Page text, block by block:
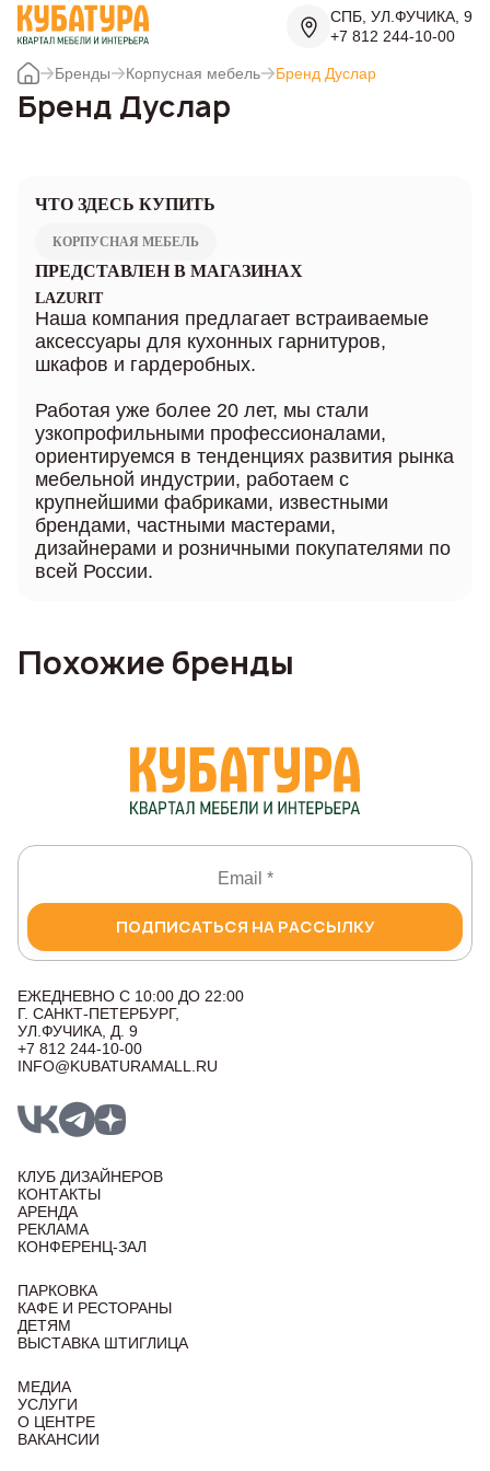
СПБ, УЛ.ФУЧИКА, 9
+7 812 244-10-00
Бренды Корпусная мебель Бренд Дуслар
Бренд Дуслар
ЧТО ЗДЕСЬ КУПИТЬ
КОРПУСНАЯ МЕБЕЛЬ
ПРЕДСТАВЛЕН В МАГАЗИНАХ
LAZURIT
Наша компания предлагает встраиваемые
аксессуары для кухонных гарнитуров,
шкафов и гардеробных.
Работая уже более 20 лет, мы стали
узкопрофильными профессионалами,
ориентируемся в тенденциях развития рынка
мебельной индустрии, работаем с
крупнейшими фабриками, известными
брендами, частными мастерами,
дизайнерами и розничными покупателями по
всей России.
Похожие бренды
ПОДПИСАТЬСЯ НА РАССЫЛКУ
ЕЖЕДНЕВНО С 10:00 ДО 22:00
Г. САНКТ-ПЕТЕРБУРГ,
УЛ.ФУЧИКА, Д. 9
+7 812 244-10-00
INFO@KUBATURAMALL.RU
КЛУБ ДИЗАЙНЕРОВ
КОНТАКТЫ
АРЕНДА
РЕКЛАМА
КОНФЕРЕНЦ-ЗАЛ
ПАРКОВКА
КАФЕ И РЕСТОРАНЫ
ДЕТЯМ
ВЫСТАВКА ШТИГЛИЦА
МЕДИА
УСЛУГИ
О ЦЕНТРЕ
ВАКАНСИИ